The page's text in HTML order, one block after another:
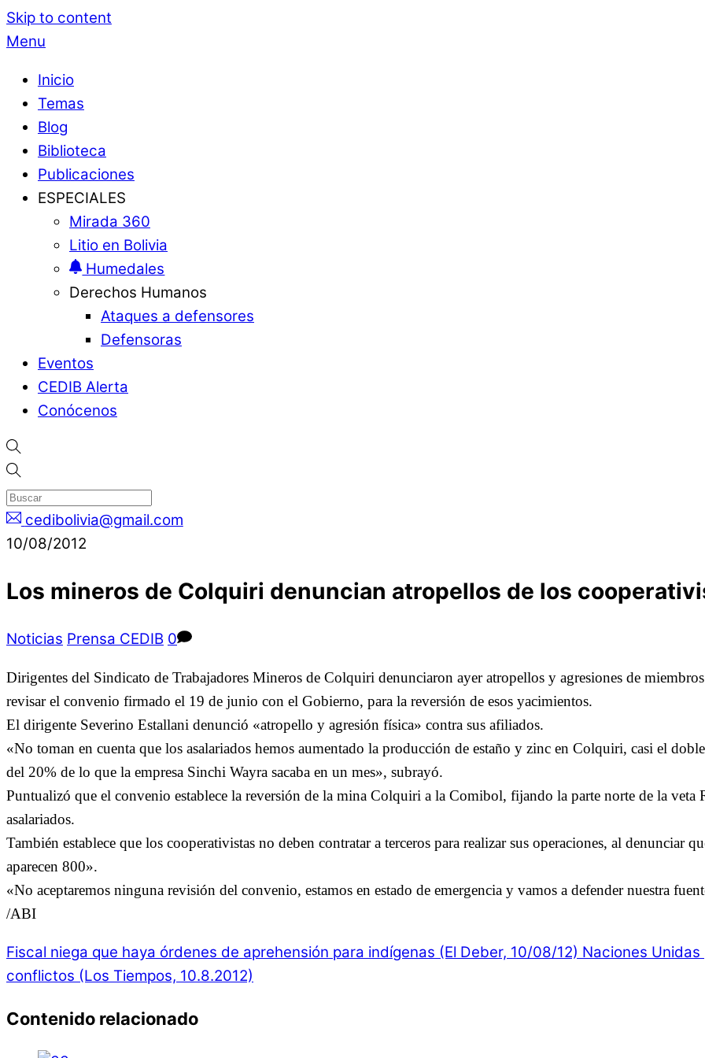
Skip to content
Menu
Inicio
Temas
Blog
Biblioteca
Publicaciones
ESPECIALES
Mirada 360
Litio en Bolivia
Humedales
Derechos Humanos
Ataques a defensores
Defensoras
Eventos
CEDIB Alerta
Conócenos
cedibolivia@gmail.com
10/08/2012
Los mineros de Colquiri denuncian atropellos de los
Noticias Prensa CEDIB 0
Dirigentes del Sindicato de Trabajadores Mineros de Colquiri denunciaron ayer atropellos y agresiones de
revisar el convenio firmado el 19 de junio con el Gobierno, para la reversión de esos yacimientos.
El dirigente Severino Estallani denunció «atropello y agresión física» contra sus afiliados.
«No toman en cuenta que los asalariados hemos aumentado la producción de estaño y zinc en Colquiri, casi el
del 20% de lo que la empresa Sinchi Wayra sacaba en un mes», subrayó.
Puntualizó que el convenio establece la reversión de la mina Colquiri a la Comibol, fijando la parte norte de la veta
asalariados.
También establece que los cooperativistas no deben contratar a terceros para realizar sus operaciones, al denunciar
aparecen 800».
«No aceptaremos ninguna revisión del convenio, estamos en estado de emergencia y vamos a defender nuestra
/ABI
Fiscal niega que haya órdenes de aprehensión para indígenas (El Deber, 10/08/12) Naciones
conflictos (Los Tiempos, 10.8.2012)
Contenido relacionado